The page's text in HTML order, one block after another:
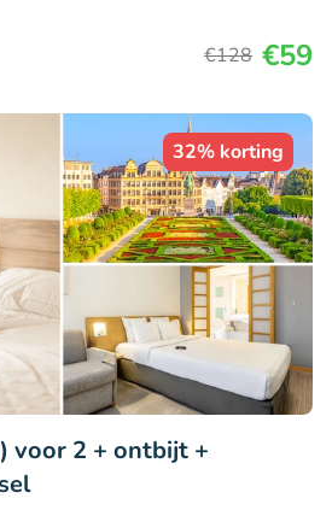
€128 €59
32% korting
voor 2 + ontbijt +